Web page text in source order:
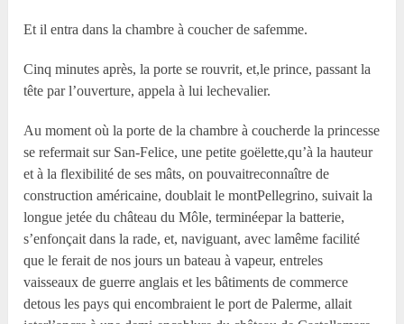
Et il entra dans la chambre à coucher de safemme.
Cinq minutes après, la porte se rouvrit, et,le prince, passant la
tête par l’ouverture, appela à lui lechevalier.
Au moment où la porte de la chambre à coucherde la princesse
se refermait sur San-Felice, une petite goëlette,qu’à la hauteur
et à la flexibilité de ses mâts, on pouvaitreconnaître de
construction américaine, doublait le montPellegrino, suivait la
longue jetée du château du Môle, terminéepar la batterie,
s’enfonçait dans la rade, et, naviguant, avec lamême facilité
que le ferait de nos jours un bateau à vapeur, entreles
vaisseaux de guerre anglais et les bâtiments de commerce
detous les pays qui encombraient le port de Palerme, allait